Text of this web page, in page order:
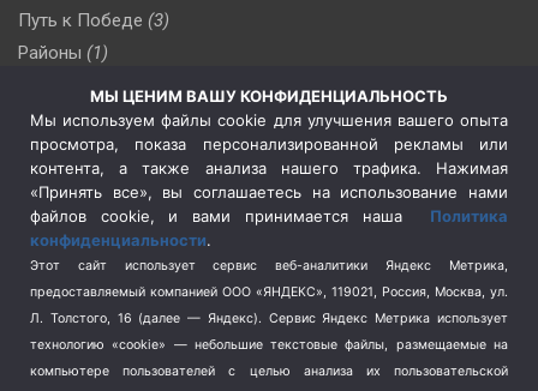
Путь к Победе (3)
Районы (1)
(510)
Сельское хозяйство (3)
Социальная политика
(3)
Спецоперация в Украине
Спецоперация на Украине
(404)
Спорт (740)
Терроризм (1)
Транспорт (262)
Туризм (178)
МЫ ЦЕНИМ ВАШУ КОНФИДЕНЦИАЛЬНОСТЬ
Мы используем файлы cookie для улучшения вашего опыта
просмотра, показа персонализированной рекламы или
контента, а также анализа нашего трафика. Нажимая
«Принять все», вы соглашаетесь на использование нами
файлов cookie, и вами принимается наша Политика
конфиденциальности.
Этот сайт использует сервис веб-аналитики Яндекс Метрика,
предоставляемый компанией ООО «ЯНДЕКС», 119021, Россия, Москва, ул.
Л. Толстого, 16 (далее — Яндекс). Сервис Яндекс Метрика использует
технологию «cookie» — небольшие текстовые файлы, размещаемые на
компьютере пользователей с целью анализа их пользовательской